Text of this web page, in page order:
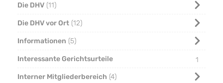
Die DHV 11
Die DHV vor Ort 12
Informationen 5
Interessante Gerichtsurteile
1
Interner Mitgliederbereich 4